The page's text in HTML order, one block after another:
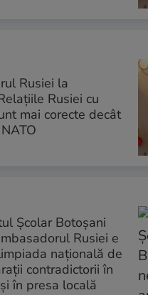
Rusiei la
Rusiei cu
mai corecte decât
Școlar Botoșani
Rusiei e
națională de
contradictorii în
în presa locală